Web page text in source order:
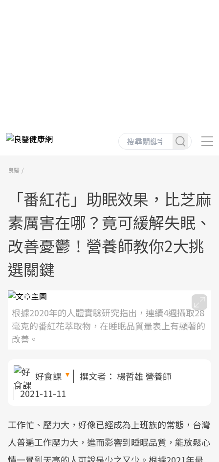
良醫
「番紅花」助眠效果，比芝麻
素厲害在哪？竟可緩解失眠、
改善憂鬱！營養師教你2大挑
選關鍵
根據2020年的人體實驗研究指出，連續4週攝取28
毫克的番紅花萃取物，在睡眠品質量表上有顯著的
改善。
好食課 撰文者： 楊哲雄 營養師
2021-11-11
工作忙、壓力大，好像已經成為上班族的常態，台灣
人普遍工作壓力大，進而影響到睡眠品質，能放鬆心